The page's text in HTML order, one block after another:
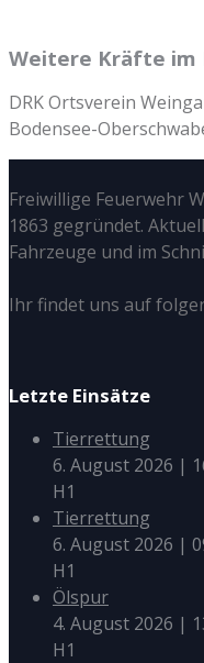
Weitere Kräfte im
DRK Ortsverein
Bodensee-
Freiwillige Feuerwehr
1863 gegründet.
Fahrzeuge und im
Ihr findet uns auf
Letzte Einsätze
Tierrettung
6. August 2026 |
H1
Tierrettung
6. August 2026 |
H1
Ölspur
4. August 2026 |
H1